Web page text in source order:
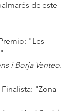
de este
"Los
i Borja Venteo.
Finalista: "Zona